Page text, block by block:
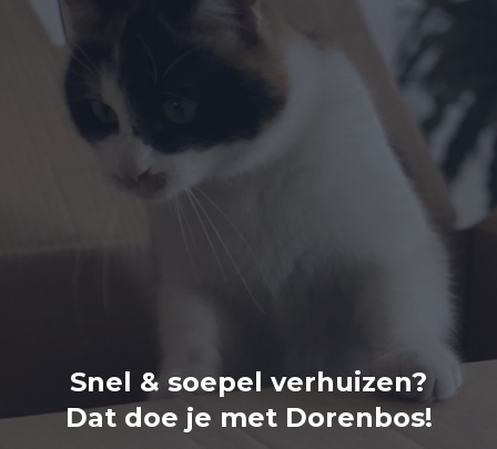
Snel & soepel verhuizen?
Dat doe je met Dorenbos!